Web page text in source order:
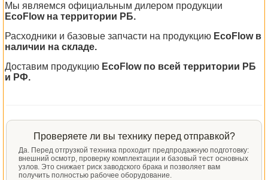
Мы являемся официальным дилером продукции
EcoFlow на территории РБ.
Расходники и базовые запчасти на продукцию EcoFlow в
наличии на складе.
Доставим продукцию EcoFlow по всей территории РБ
и РФ.
Проверяете ли вы технику перед отправкой?
Да. Перед отгрузкой техника проходит предпродажную подготовку:
внешний осмотр, проверку комплектации и базовый тест основных
узлов. Это снижает риск заводского брака и позволяет вам
получить полностью рабочее оборудование.